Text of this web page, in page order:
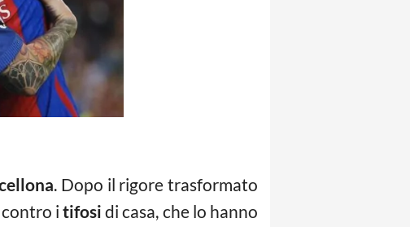
. Dopo il rigore trasformato
itifosi di casa, che lo hanno